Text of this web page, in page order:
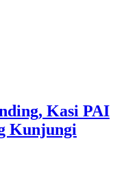
Kasi PAI
Kunjungi